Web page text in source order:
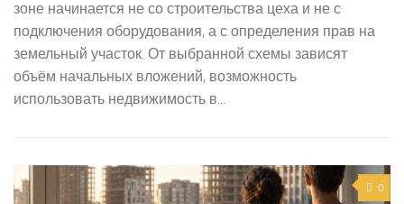
зоне начинается не со строительства цеха и не с
подключения оборудования, а с определения прав на
земельный участок. От выбранной схемы зависят
объём начальных вложений, возможность
использовать недвижимость в...
0